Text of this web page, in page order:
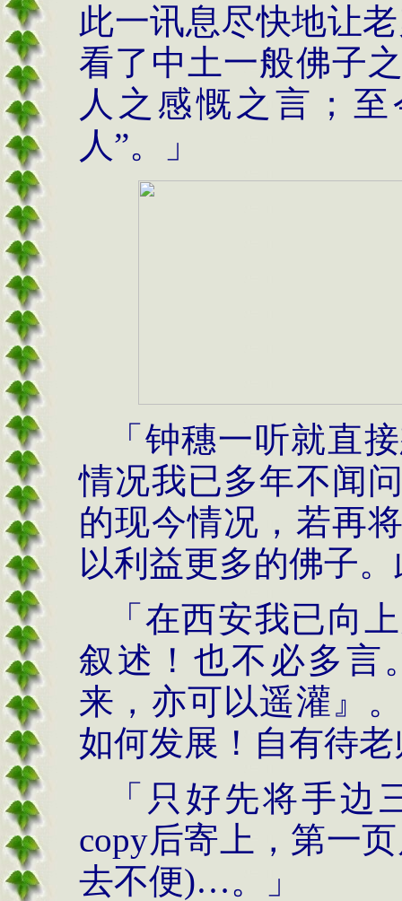
此一讯息尽快地让
看了中土一般佛子
人之感慨之言；
人”。」
「钟穗一听就直
情况我已多年不闻
的现今情况，若再
以利益更多的佛子
「在西安我已向
叙述！也不必多言
来，亦可以遥灌』
如何发展！自有待
「只好先将手
copy后寄上，第一
去不便)…。」